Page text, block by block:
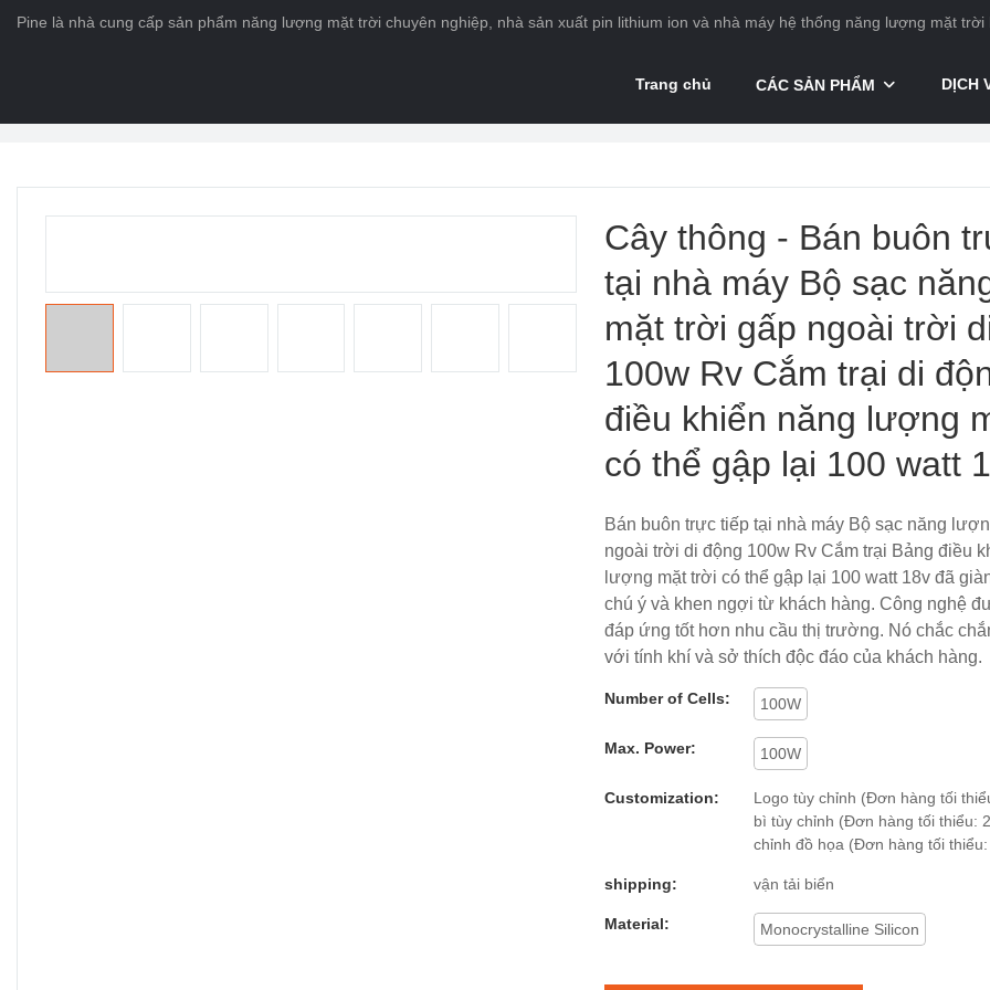
Pine là nhà cung cấp sản phẩm năng lượng mặt trời chuyên nghiệp, nhà sản xuất pin lithium ion và nhà máy hệ thống năng lượng mặt trời
Trang chủ CÁC SẢN PHẨM DỊCH
Cây thông - Bán buôn
tại nhà máy Bộ sạc
mặt trời gấp ngoài trời
100w Rv Cắm trại di
điều khiển năng lượng
có thể gập lại 100 watt
Bán buôn trực tiếp tại nhà máy Bộ sạc năng
ngoài trời di động 100w Rv Cắm trại Bảng điều
lượng mặt trời có thể gập lại 100 watt 18v đã
chú ý và khen ngợi từ khách hàng. Công nghệ
đáp ứng tốt hơn nhu cầu thị trường. Nó chắc
với tính khí và sở thích độc đáo của khách hàng.
Number of Cells: 100W
Max. Power: 100W
Customization:
Logo tùy chỉnh (Đơn hàng tối
bì tùy chỉnh (Đơn hàng tối thiểu:
chỉnh đồ họa (Đơn hàng tối
shipping: vận tải biển
Material: Monocrystalline Silicon